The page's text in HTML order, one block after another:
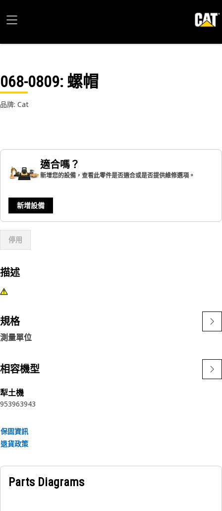
068-0809: 螺帽
品牌: Cat
適合嗎？
新增您的設備，查看此零件是否適合或是否提供維修選項。
新增設備
停用
描述
規格
測量單位
相容機型
犁土機
953963943
保固資訊
退貨政策
Parts Diagrams